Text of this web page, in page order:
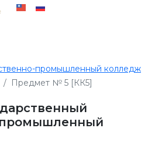
промышленный колледж
Предмет № 5 [КК5]